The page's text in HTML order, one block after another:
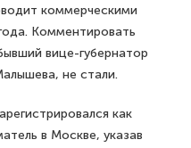
коммерческими
Комментировать
вице-губернатор
не стали.
как
в Москве, указав